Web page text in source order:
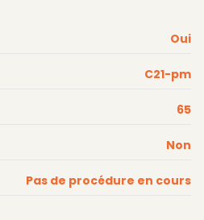
Oui
C21-pm
65
Non
Pas de procédure en cours